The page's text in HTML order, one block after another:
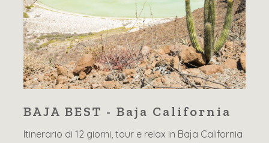
BAJA BEST - Baja California
Itinerario di 12 giorni, tour e relax in Baja California